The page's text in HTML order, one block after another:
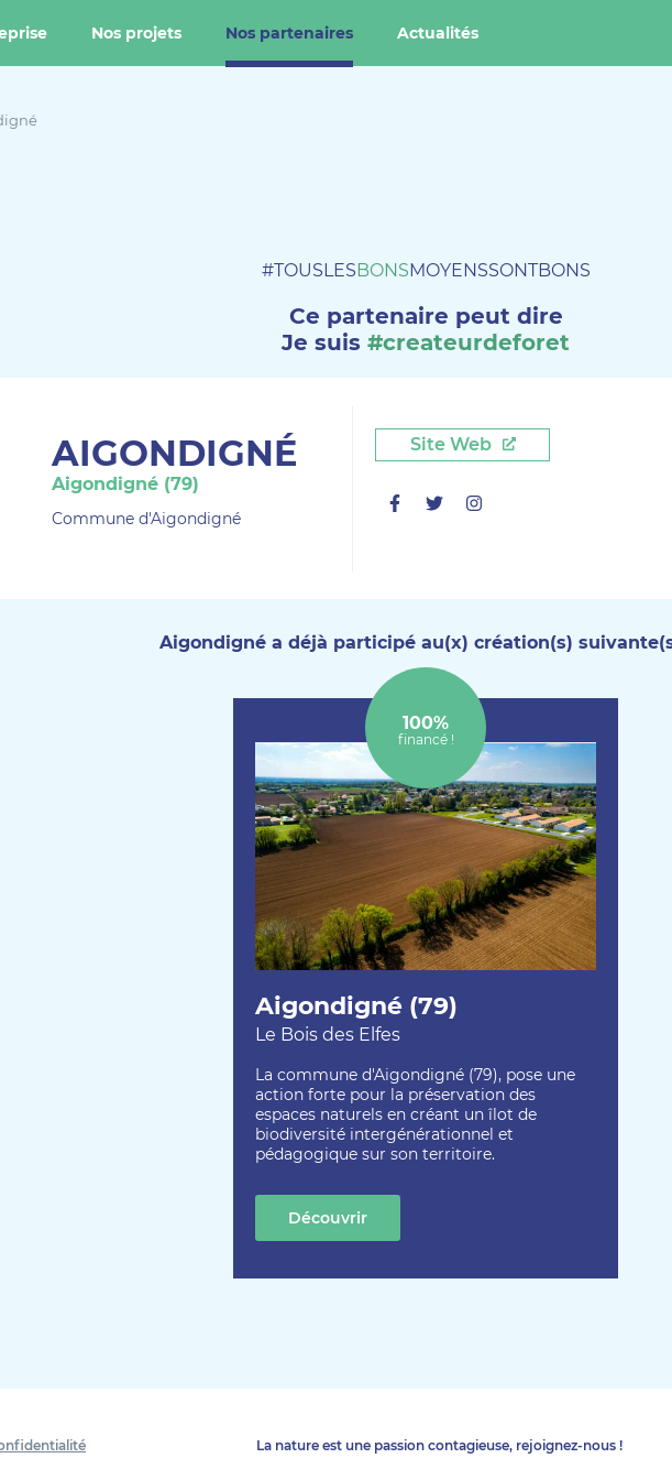
Nos projets Nos partenaires Actualités
#TOUSLESBONSMOYENSSONTBONS
Ce partenaire peut dire
Je suis #createurdeforet
AIGONDIGNÉ
Aigondigné (79)
Commune d'Aigondigné
Site Web
Facebook
Twitter
Aigondigné a déjà participé au(x) création(s)
Aigondigné (79)
Le Bois des Elfes
La commune d'Aigondigné (79), pose une
action forte pour la préservation des
espaces naturels en créant un îlot de
biodiversité intergénérationnel et
pédagogique sur son territoire.
100%
financé !
Découvrir
La nature est une passion contagieuse, rejoignez-nous !